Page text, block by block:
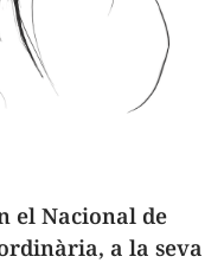
el Nacional de
a la seva